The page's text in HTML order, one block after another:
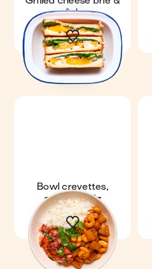
pêche
Bowl crevettes,
ananas & riz